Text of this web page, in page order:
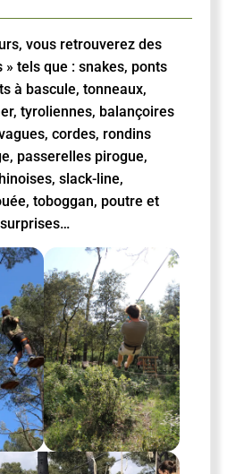
vous retrouverez des
» tels que : snakes, ponts
à bascule, tonneaux,
tyroliennes, balançoires
cordes, rondins
passerelles pirogue,
slack-line,
toboggan, poutre et
surprises…